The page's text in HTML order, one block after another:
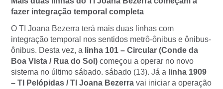
fazer integração temporal completa
O TI Joana Bezerra terá mais duas linhas com
integração temporal nos sentidos metrô-ônibus e ônibus-
ônibus. Desta vez, a linha 101 – Circular (Conde da
Boa Vista / Rua do Sol) começou a operar no novo
sistema no último sábado. sábado (13). Já a linha 1909
– TI Pelópidas / TI Joana Bezerra vai iniciar a operação